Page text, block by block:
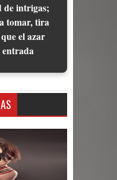
de intrigas;
tomar, tira
el azar